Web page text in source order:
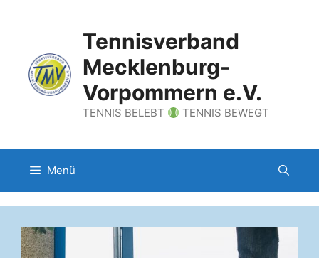
Tennisverband
Mecklenburg-
Vorpommern e.V.
TENNIS BELEBT TENNIS BEWEGT
Menü